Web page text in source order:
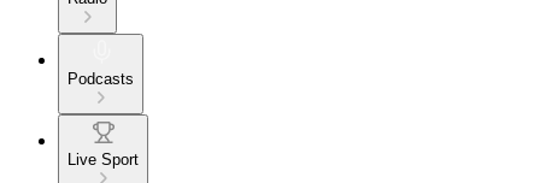
Podcasts
Live Sport